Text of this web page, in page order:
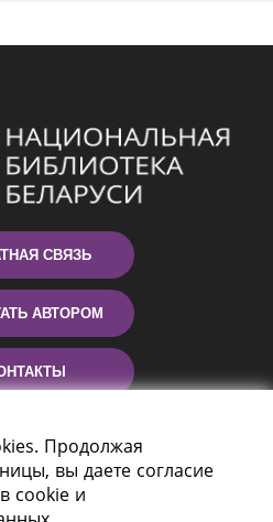
СВЯЗЬ
АВТОРОМ
Продолжая
вы даете согласие
cookie и